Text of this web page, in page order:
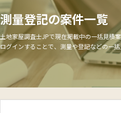
測量登記の案件一覧
土地家屋調査士JPで現在掲載中の一括見積
ログインすることで、測量や登記などの一括